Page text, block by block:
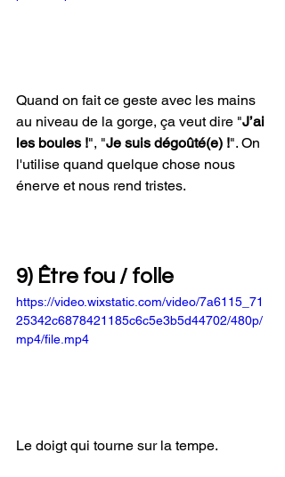
Quand on fait ce geste avec les mains
au niveau de la gorge, ça veut dire "J’ai
les boules !", "Je suis dégoûté(e) !". On
l'utilise quand quelque chose nous
énerve et nous rend tristes.
9) Être fou / folle
https://video.wixstatic.com/video/7a6115_71
25342c6878421185c6c5e3b5d44702/480p/
mp4/file.mp4
Le doigt qui tourne sur la tempe.